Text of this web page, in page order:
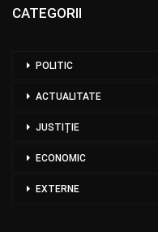
CATEGORII
POLITIC
ACTUALITATE
JUSTIȚIE
ECONOMIC
EXTERNE